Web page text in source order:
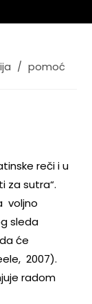
/ pomoć
reči i u
za sutra“.
voljno
sleda
će
2007).
radom